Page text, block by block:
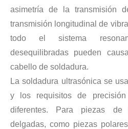
asimetría de la transmisión
transmisión longitudinal de
todo el sistema
desequilibradas pueden
cabello de soldadura.
La soldadura ultrasónica se
y los requisitos de
diferentes. Para piezas de
delgadas, como piezas